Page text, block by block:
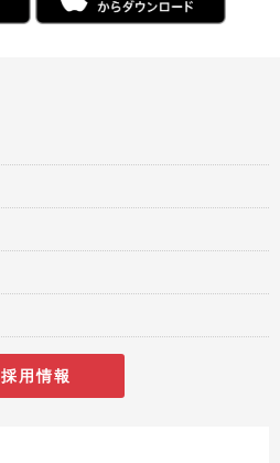
採用情報